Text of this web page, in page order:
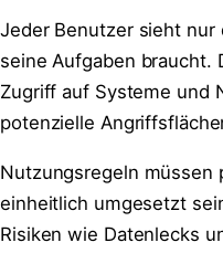
Jeder Benutzer sieht
seine Aufgaben braucht.
Zugriff auf Systeme
potenzielle
Nutzungsregeln müssen
einheitlich umgesetzt
Risiken wie Datenlecks